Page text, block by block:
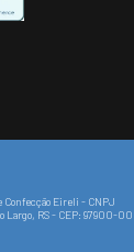
Confecção Eireli - CNPJ
Largo, RS - CEP: 97900-